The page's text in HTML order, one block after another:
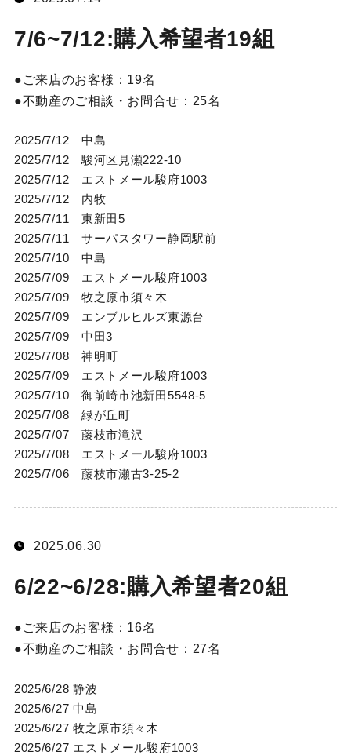
7/6~7/12:購入希望者19組
ご来店のお客様： 19名
不動産のご相談・お問合せ： 25名
2025/7/12 中島
2025/7/12 駿河区見瀬222-10
2025/7/12 エストメール駿府1003
2025/7/12 内牧
2025/7/11 東新田5
2025/7/11 サーパスタワー静岡駅前
2025/7/10 中島
2025/7/09 エストメール駿府1003
2025/7/09 牧之原市須々木
2025/7/09 エンブルヒルズ東源台
2025/7/09 中田3
2025/7/08 神明町
2025/7/09 エストメール駿府1003
2025/7/10 御前崎市池新田5548-5
2025/7/08 緑が丘町
2025/7/07 藤枝市滝沢
2025/7/08 エストメール駿府1003
2025/7/06 藤枝市瀬古3-25-2
2025.06.30
6/22~6/28:購入希望者20組
ご来店のお客様： 16名
不動産のご相談・お問合せ： 27名
2025/6/28 静波
2025/6/27 中島
2025/6/27 牧之原市須々木
2025/6/27 エストメール駿府1003